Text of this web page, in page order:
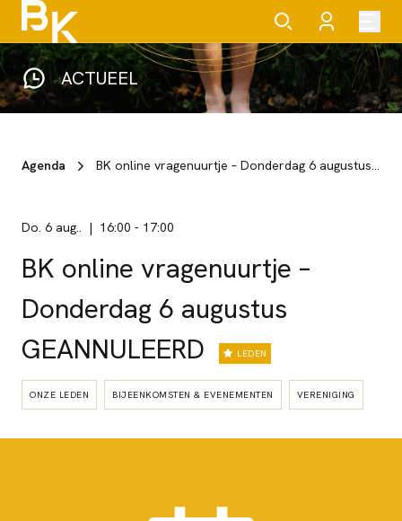
ACTUEEL
Agenda BK online vragenuurtje – Donderdag 6 augustus GEANNULEERD
do. 6 aug.. 16:00 - 17:00
BK online vragenuurtje –
Donderdag 6 augustus
GEANNULEERD
LEDEN
ONZE LEDEN BIJEENKOMSTEN & EVENEMENTEN VERENIGING